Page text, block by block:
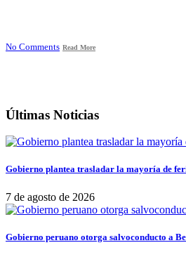
No Comments Read More
Últimas Noticias
Gobierno plantea trasladar la mayoría de
7 de agosto de 2026
Gobierno peruano otorga salvoconducto a